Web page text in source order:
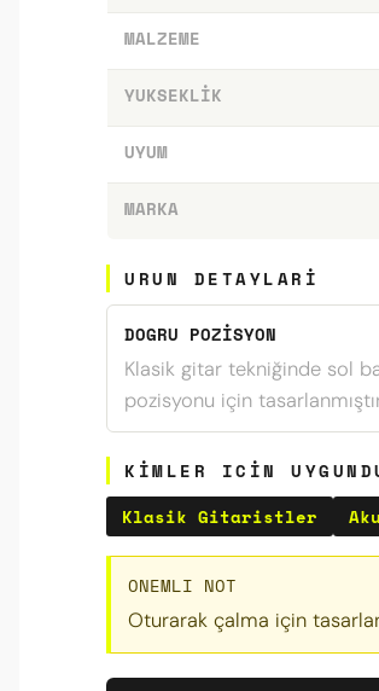
MALZEME
YUKSEKLIK
UYUM
MARKA
URUN DETAYLARI
DOGRU POZISYON
Klasik gitar tekniğinde sol
pozisyonu için
KIMLER ICIN
Klasik Gitaristler
ONEMLI NOT
Oturarak çalma için